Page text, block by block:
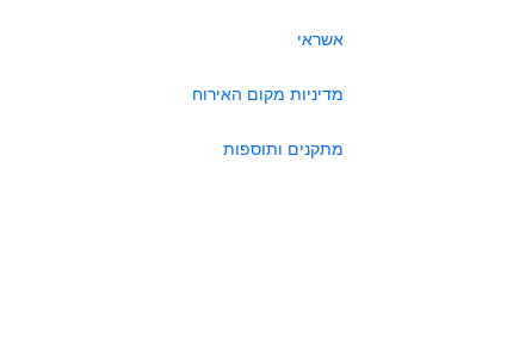
אשראי
מדיניות מקום האירוח
מתקנים ותוספות